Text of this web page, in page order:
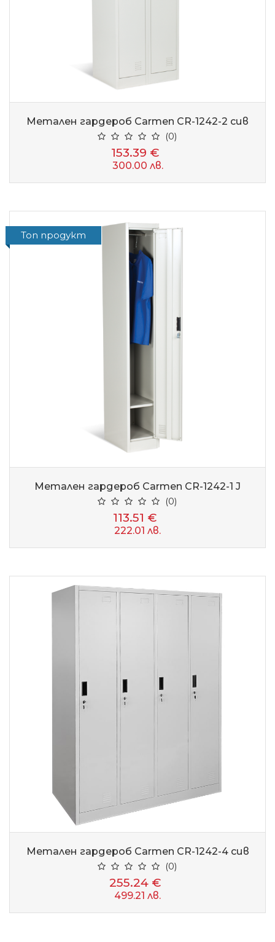
Метален гардероб Carmen CR-1242-2 сив
(0)
153.39 €
300.00 лв.
Топ продукт
Метален гардероб Carmen CR-1242-1 J
(0)
113.51 €
222.01 лв.
Метален гардероб Carmen CR-1242-4 сив
(0)
255.24 €
499.21 лв.